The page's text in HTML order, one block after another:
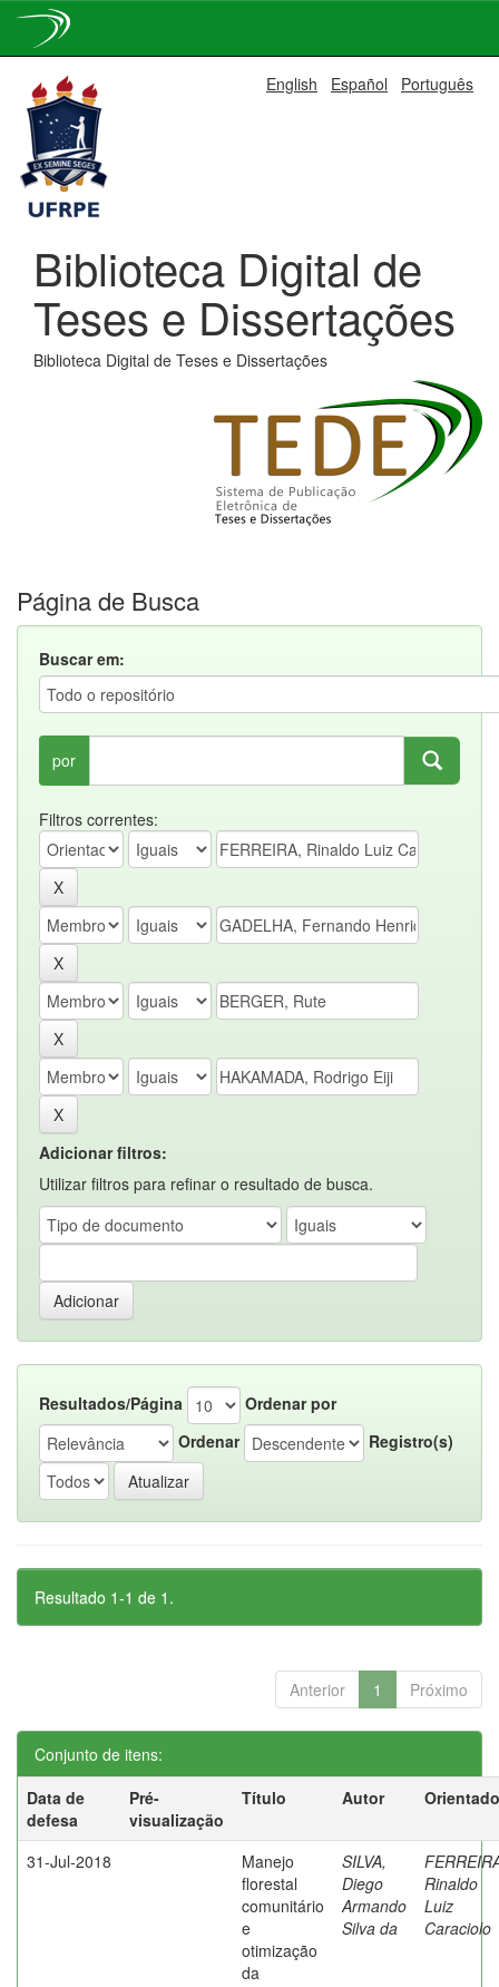
navigation
English Español Português
Biblioteca Digital de
Teses e Dissertações
Biblioteca Digital de Teses e Dissertações
Página de Busca
Buscar em:
por
Filtros correntes:
Adicionar filtros:
Utilizar filtros para refinar o resultado de busca.
Resultados/Página
Ordenar por
Ordenar
Registro(s)
Resultado 1-1 de 1.
Anterior 1 Próximo
Conjunto de itens:
Data de
defesa
Pré-
visualização
Título Autor
31-Jul-2018
Manejo
florestal
comunitário
e
otimização
da
SILVA,
Diego
Armando
Silva da
Rinaldo
Luiz
Caraciolo